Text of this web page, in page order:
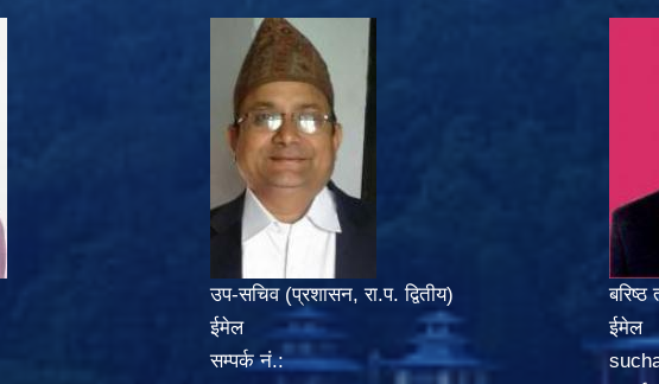
उप-सचिव (प्रशासन, रा.प. द्वितीय)
ईमेल
सम्पर्क नं.:
ईमेल